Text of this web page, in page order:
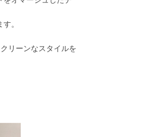
。
リーンなスタイルを